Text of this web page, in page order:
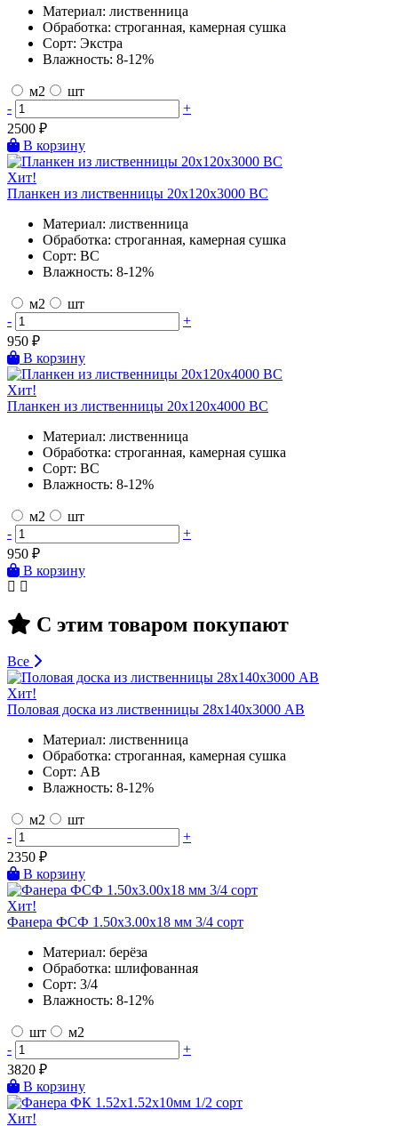
Материал: лиственница
Обработка: строганная, камерная сушка
Сорт: Экстра
Влажность: 8-12%
м2
шт
-
+
2500 ₽
В корзину
Хит!
Планкен из лиственницы 20х120х3000 BC
Материал: лиственница
Обработка: строганная, камерная сушка
Сорт: BC
Влажность: 8-12%
м2
шт
-
+
950 ₽
В корзину
Хит!
Планкен из лиственницы 20х120х4000 BC
Материал: лиственница
Обработка: строганная, камерная сушка
Сорт: BC
Влажность: 8-12%
м2
шт
-
+
950 ₽
В корзину
С этим товаром покупают
Все
Хит!
Половая доска из лиственницы 28х140х3000 AB
Материал: лиственница
Обработка: строганная, камерная сушка
Сорт: AB
Влажность: 8-12%
м2
шт
-
+
2350 ₽
В корзину
Хит!
Фанера ФСФ 1.50х3.00х18 мм 3/4 сорт
Материал: берёза
Обработка: шлифованная
Сорт: 3/4
Влажность: 8-12%
шт
м2
-
+
3820 ₽
В корзину
Хит!